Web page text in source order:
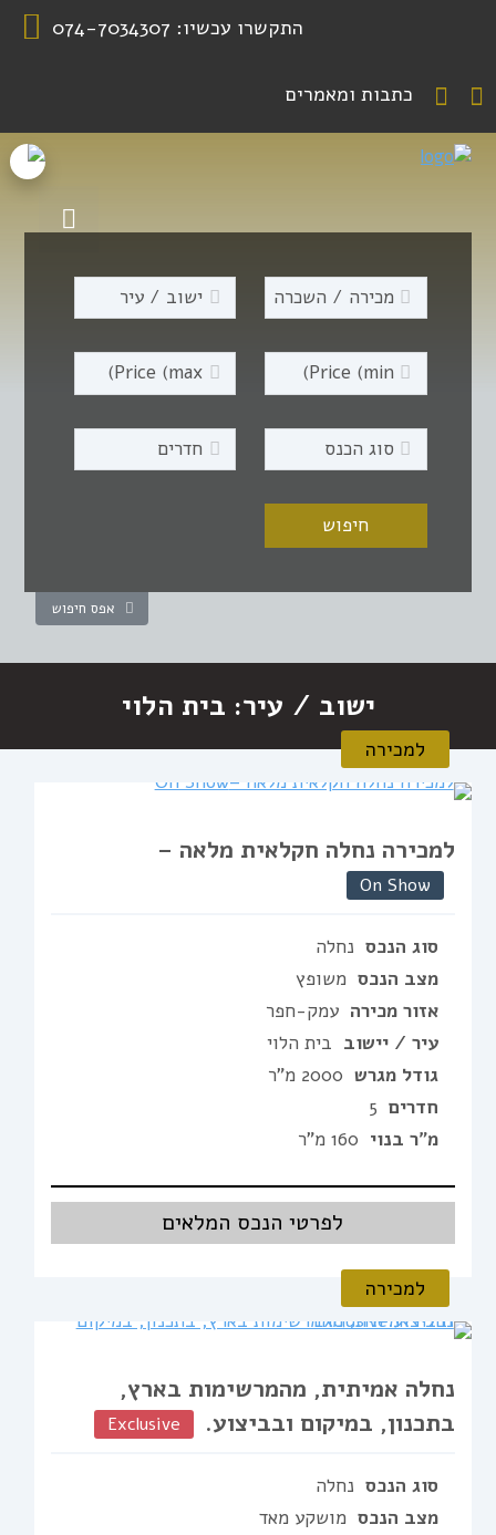
התקשרו עכשיו: 074-7034307
כתבות ומאמרים
אפס חיפוש
ישוב / עיר: בית הלוי
למכירה
למכירה נחלה חקלאית מלאה –
On Show
סוג הנכס נחלה
מצב הנכס משופץ
אזור מכירה עמק-חפר
עיר / יישוב בית הלוי
גודל מגרש 2000 מ"ר
חדרים 5
מ"ר בנוי 160 מ"ר
לפרטי הנכס המלאים
למכירה
נחלה אמיתית, מהמרשימות בארץ,
בתכנון, במיקום ובביצוע.
Exclusive
סוג הנכס נחלה
מצב הנכס מושקע מאד